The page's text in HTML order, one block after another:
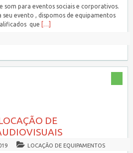
som para eventos sociais e corporativos.
seu evento , dispomos de equipamentos
que
[…]
DE
LOCAÇÃO DE EQUIPAMENTOS